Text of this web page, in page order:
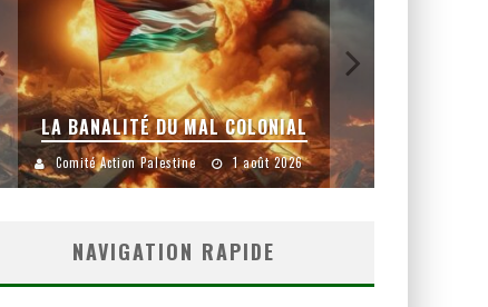
LA BANALITÉ DU MAL COLONIAL
Comité Action Palestine 1 août 2026
NAVIGATION RAPIDE